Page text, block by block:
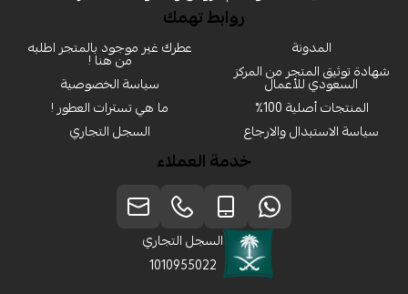
روابط تهمك
المدونة
شهادة توثيق المتجر من المركز
السعودي للأعمال
المنتجات أصلية 100٪
سياسة الاستبدال والارجاع
عطرك غير موجود بالمتجر اطلبه
من هنا !
سياسة الخصوصية
ما هي تسترات العطور !
السجل التجاري
خدمة العملاء
السجل التجاري
1010955022